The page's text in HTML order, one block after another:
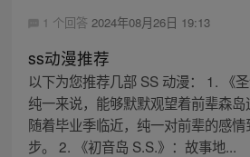
1 个回答 2024年08月26日 19:13
ss动漫推荐
以下为您推荐几部 SS 动漫： 1. 《
纯一来说，能够默默观望着前辈森岛
随着毕业季临近，纯一对前辈的感
步。 2. 《初音岛 S.S.》：故事地...